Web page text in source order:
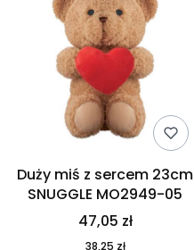
Duży miś z sercem 23cm
SNUGGLE MO2949-05
47,05 zł
38,25 zł